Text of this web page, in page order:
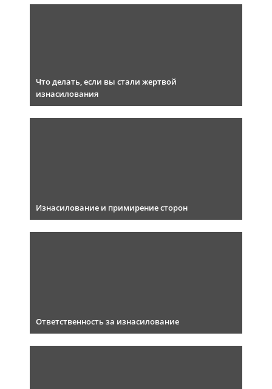
Что делать, если вы стали жертвой
изнасилования
Изнасилование и примирение сторон
Ответственность за изнасилование